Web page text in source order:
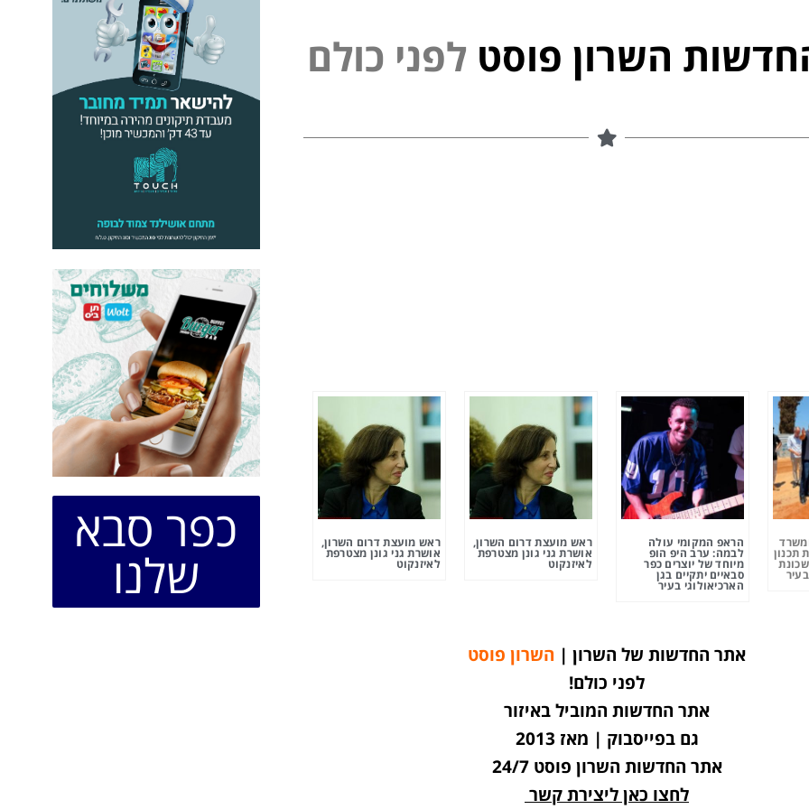
השרון פוסט לפני כולם
תכנון
הראפ המקומי עולה
לבמה: ערב היפ הופ
מיוחד של יוצרים כפר
סבאיים יתקיים בגן
הארכיאולוגי בעיר
ראש מועצת דרום השרון,
אושרת גני גונן מצטרפת
לאיזנקוט
ראש מועצת דרום השרון,
אושרת גני גונן מצטרפת
לאיזנקוט
כפר סבא
שלנו
אתר החדשות של השרון | השרון פוסט
לפני כולם!
אתר החדשות המוביל באיזור
גם בפייסבוק | מאז 2013
אתר החדשות השרון פוסט 24/7
לחצו כאן ליצירת קשר